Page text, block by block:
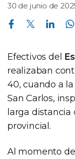
30 de junio de
Compartir en Facebook Compartir en Twitter Compartir en Linkedin Compartir en Whatsapp
Efectivos del
realizaban
40, cuando a
San Carlos,
larga distancia
provincial.
Al momento